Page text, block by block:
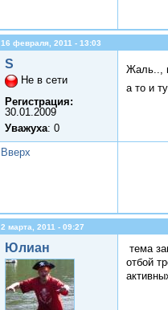
16 февраля, 2011 - 13:03
S
Не в сети
Регистрация:
30.01.2009
Уважуха: 0
Жаль..,
а то и
Вверх
2 марта, 2011 - 09:27
Юлиан
тема
отбой